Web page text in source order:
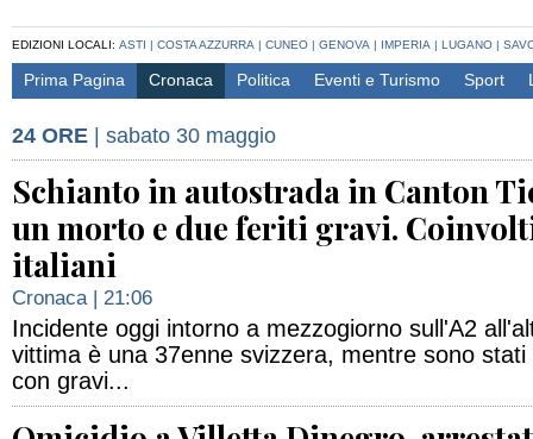
EDIZIONI LOCALI: ASTI | COSTA AZZURRA | CUNEO | GENOVA | IMPERIA | LUGANO |
Prima Pagina Cronaca Politica Eventi e Turismo Sport
24 ORE | sabato 30 maggio
Schianto in autostrada in Canton
un morto e due feriti gravi.
italiani
Cronaca| 21:06
Incidente oggi intorno a mezzogiorno sull'A2
vittima è una 37enne svizzera, mentre sono
con gravi...